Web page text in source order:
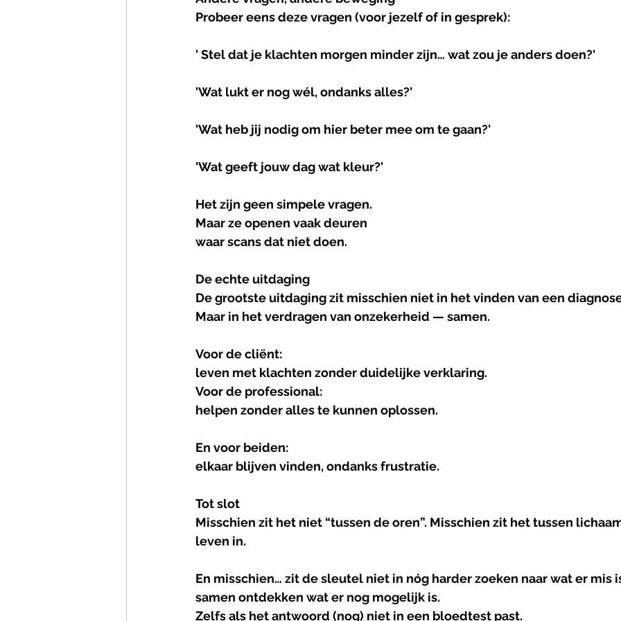
Probeer eens deze vragen (voor jezelf of in gesprek):
' Stel dat je klachten morgen minder zijn… wat zou je anders doen?'
'Wat lukt er nog wél, ondanks alles?'
'Wat heb jij nodig om hier beter mee om te gaan?'
'Wat geeft jouw dag wat kleur?'
Het zijn geen simpele vragen.
Maar ze openen vaak deuren
waar scans dat niet doen.
Deechte uitdaging
De grootste uitdaging zit misschien niet in het vinden van een
Maar in het verdragen van onzekerheid — samen.
Voor de cliënt:
leven met klachten zonder duidelijke verklaring.
Voor de professional:
helpen zonder alles te kunnen oplossen.
En voor beiden:
elkaar blijven vinden, ondanks frustratie.
Totslot
Misschien zit het niet “tussen de oren”. Misschien zit het tussen
leven in.
En misschien… zit de sleutel niet in nóg harder zoeken naar wat er mis
samen ontdekken wat er nog mogelijk is.
Zelfs als het antwoord (nog) niet in een bloedtest past.